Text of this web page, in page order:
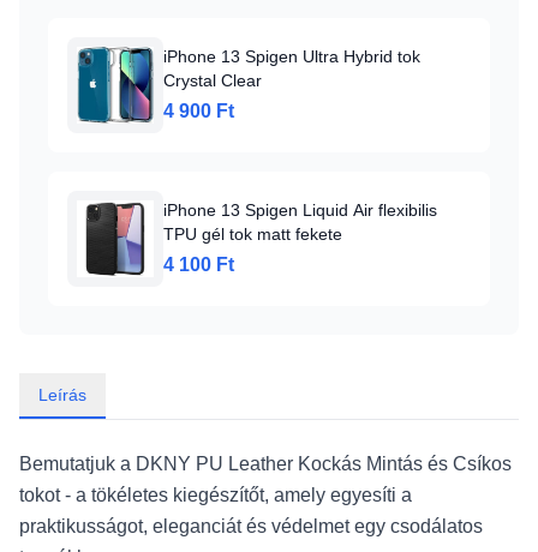
iPhone 13 Spigen Ultra Hybrid tok
Crystal Clear
4 900 Ft
iPhone 13 Spigen Liquid Air flexibilis
TPU gél tok matt fekete
4 100 Ft
Leírás
Bemutatjuk a DKNY PU Leather Kockás Mintás és Csíkos
tokot - a tökéletes kiegészítőt, amely egyesíti a
praktikusságot, eleganciát és védelmet egy csodálatos